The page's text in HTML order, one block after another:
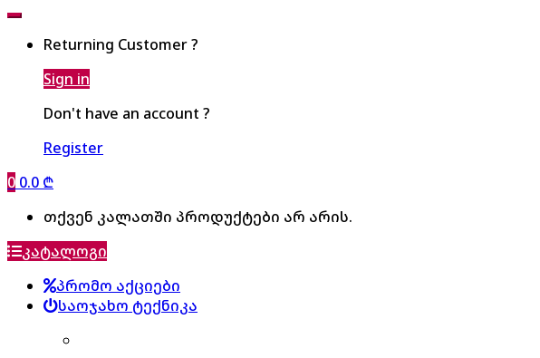
Returning Customer ?
Sign in
Don't have an account ?
Register
0 0.0 ₾
თქვენ კალათში პროდუქტები არ არის.
კატალოგი
პრომო აქციები
საოჯახო ტექნიკა